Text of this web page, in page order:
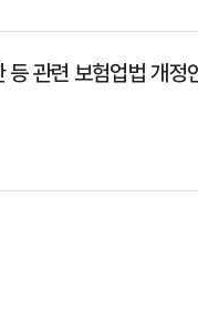
관련 보험업법 개정